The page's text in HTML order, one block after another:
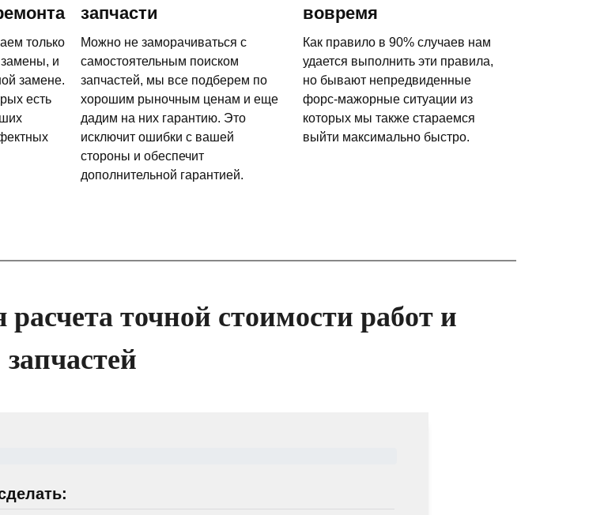
только
замены, и
замене.
есть
запчасти
Можно не заморачиваться с
самостоятельным поиском
запчастей, мы все подберем по
хорошим рыночным ценам и еще
дадим на них гарантию. Это
исключит ошибки с вашей
стороны и обеспечит
дополнительной гарантией.
вовремя
Как правило в 90% случаев нам
удается выполнить эти правила,
но бывают непредвиденные
форс-мажорные ситуации из
которых мы также стараемся
выйти максимально быстро.
точной стоимости работ и
запчастей